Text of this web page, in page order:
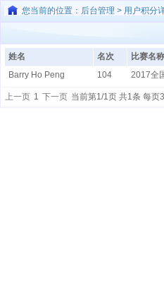
您当前的位置：后台管理 > 用户积分
姓名 名次
比赛名称
Barry Ho Peng
104 2017全
上一页 1 下一页 当前第1/1页 共1条 每页